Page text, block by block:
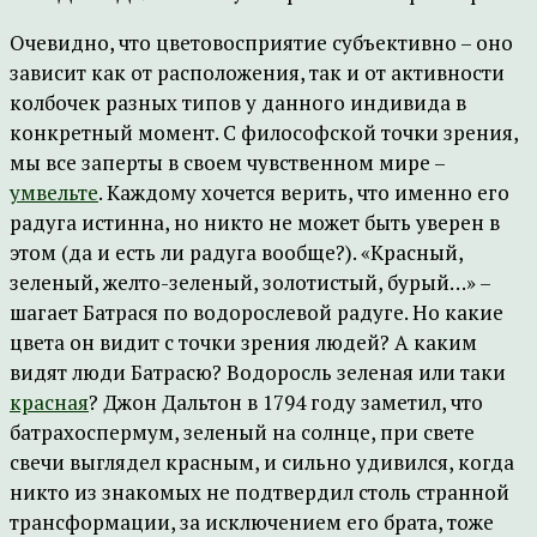
Очевидно, что цветовосприятие субъективно – оно
зависит как от расположения, так и от активности
колбочек разных типов у данного индивида в
конкретный момент. С философской точки зрения,
мы все заперты в своем чувственном мире –
умвельте. Каждому хочется верить, что именно его
радуга истинна, но никто не может быть уверен в
этом (да и есть ли радуга вообще?). «Красный,
зеленый, желто-зеленый, золотистый, бурый…» –
шагает Батрася по водорослевой радуге. Но какие
цвета он видит с точки зрения людей? А каким
видят люди Батрасю? Водоросль зеленая или таки
красная? Джон Дальтон в 1794 году заметил, что
батрахоспермум, зеленый на солнце, при свете
свечи выглядел красным, и сильно удивился, когда
никто из знакомых не подтвердил столь странной
трансформации, за исключением его брата, тоже